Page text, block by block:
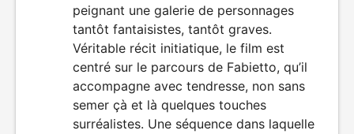
peignant une galerie de personnages
tantôt fantaisistes, tantôt graves.
Véritable récit initiatique, le film est
centré sur le parcours de Fabietto, qu’il
accompagne avec tendresse, non sans
semer çà et là quelques touches
surréalistes. Une séquence dans laquelle